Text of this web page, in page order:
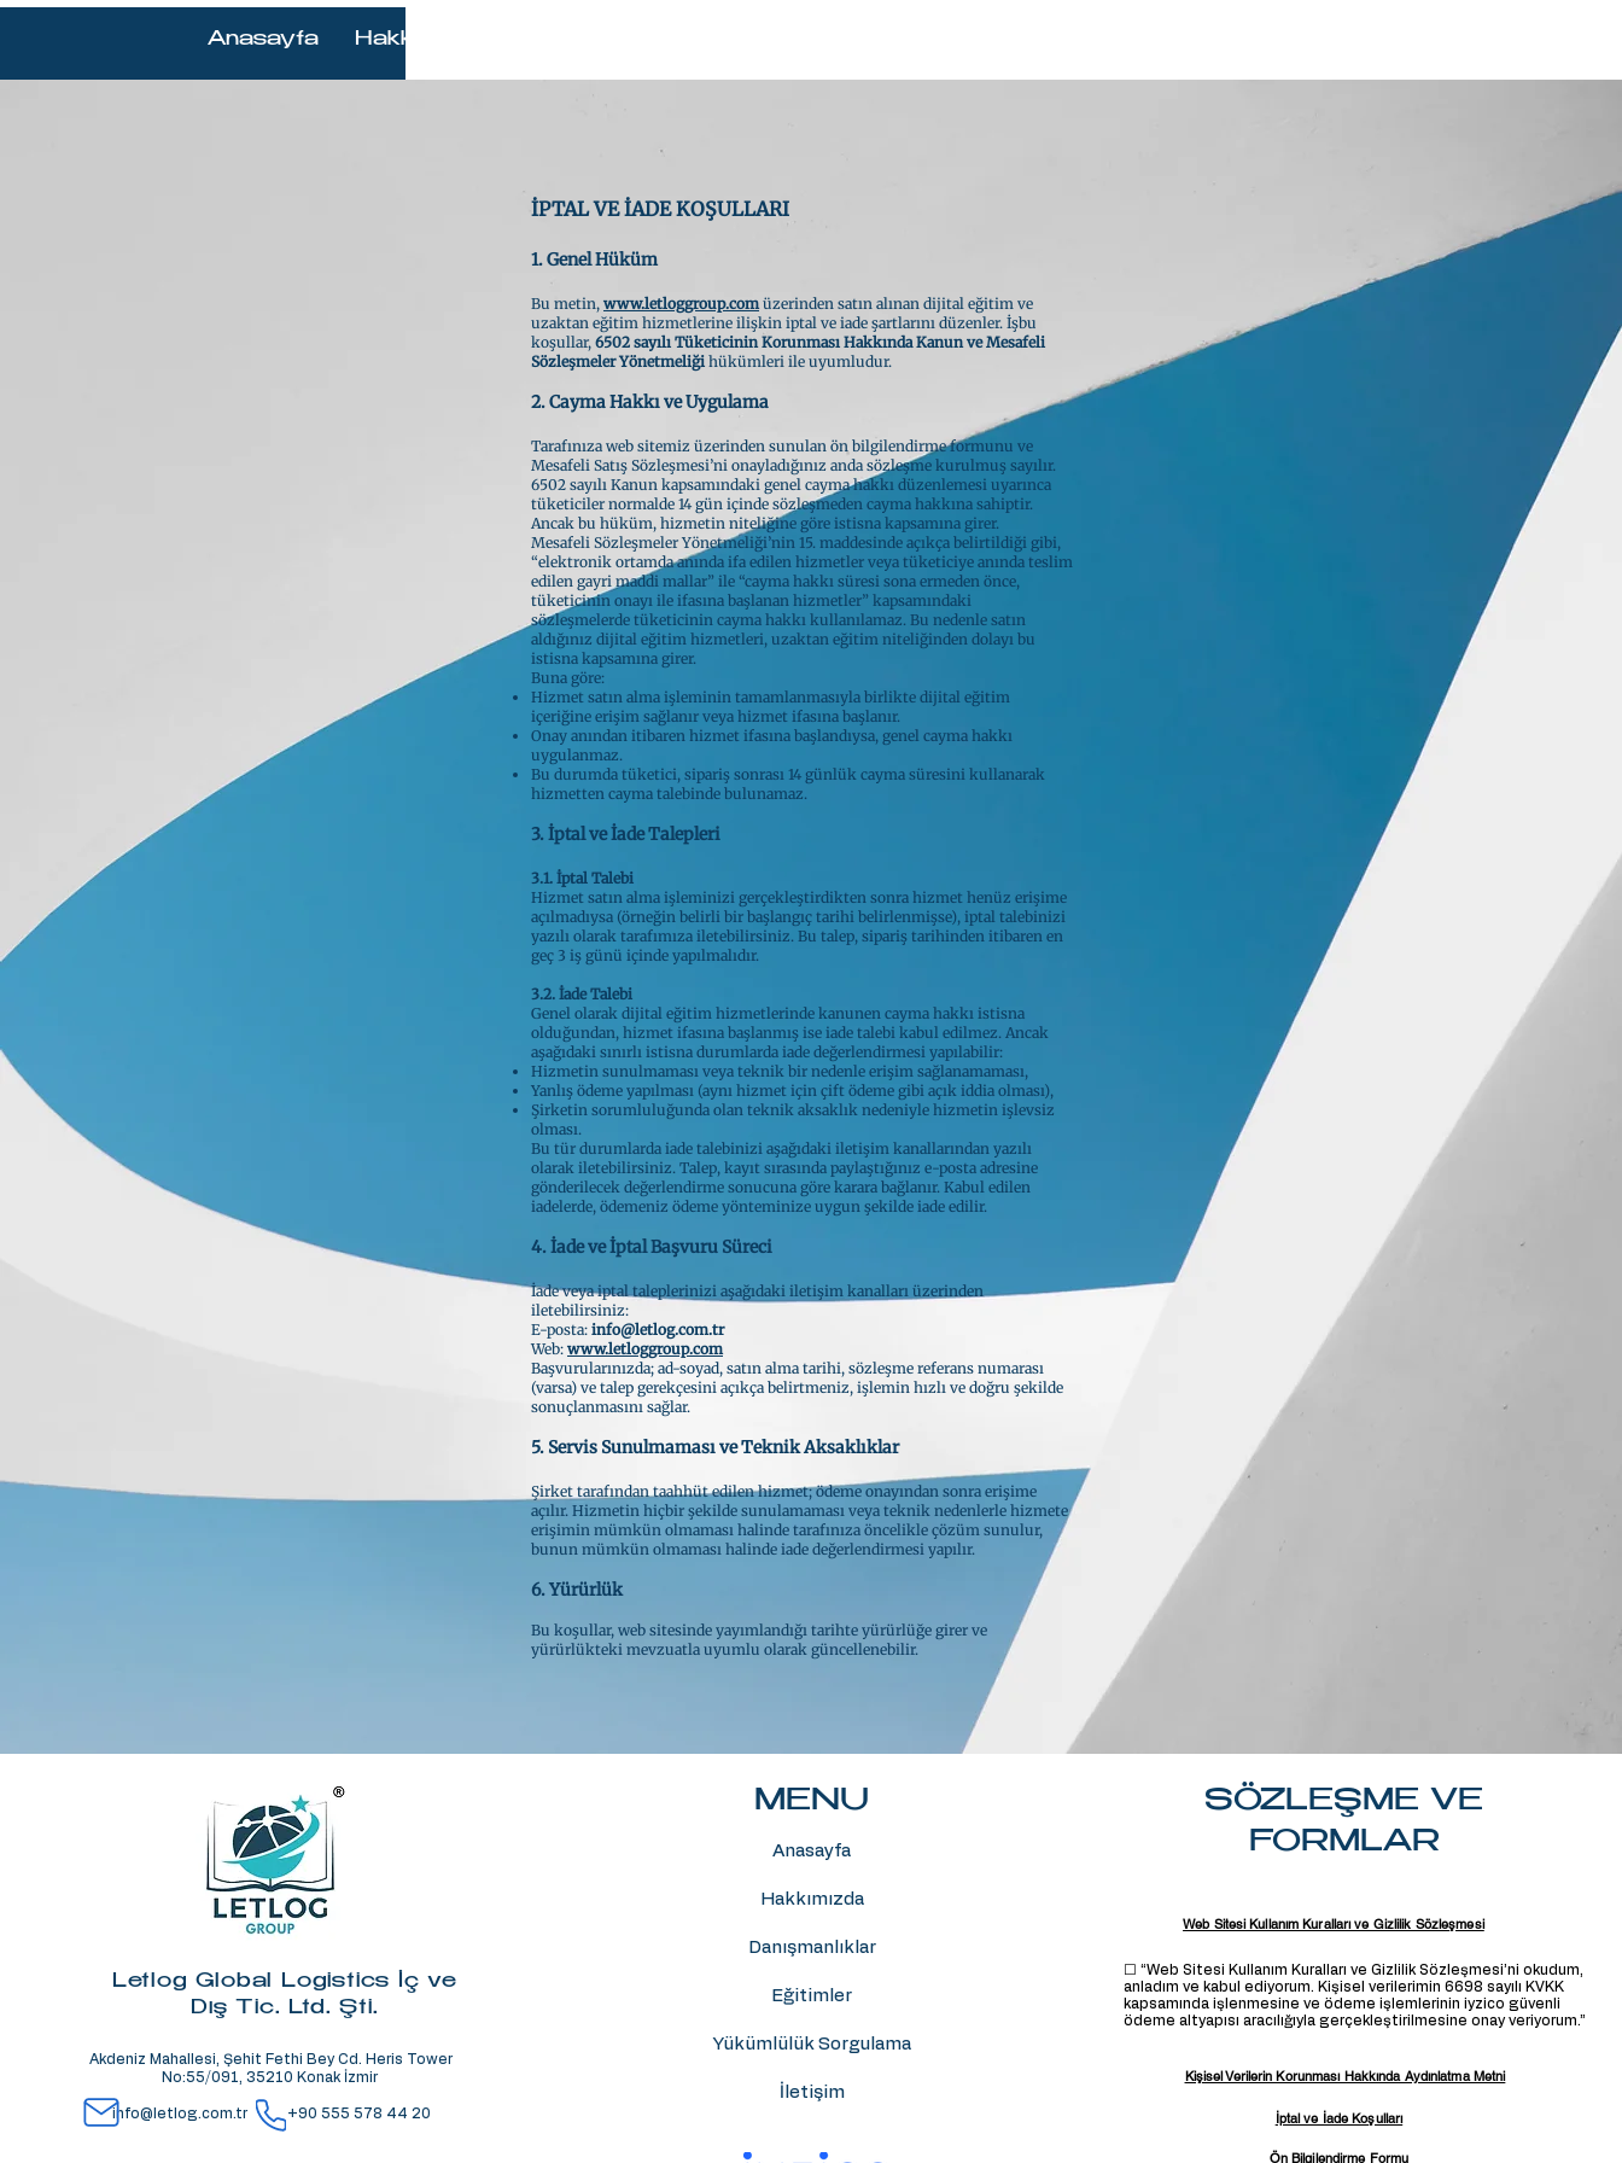
Anasayfa Hakkımızda
İPTAL VE İADE KOŞULLARI
1. Genel Hüküm
Bu metin, www.letloggroup.com üzerinden satın alınan dijital eğitim ve
uzaktan eğitim hizmetlerine ilişkin iptal ve iade şartlarını düzenler. İşbu
koşullar, 6502 sayılı Tüketicinin Korunması Hakkında Kanun ve Mesafeli
Sözleşmeler Yönetmeliği hükümleri ile uyumludur.
2. Cayma Hakkı ve Uygulama
Tarafınıza web sitemiz üzerinden sunulan ön bilgilendirme formunu ve
Mesafeli Satış Sözleşmesi’ni onayladığınız anda sözleşme kurulmuş sayılır.
6502 sayılı Kanun kapsamındaki genel cayma hakkı düzenlemesi uyarınca
tüketiciler normalde 14 gün içinde sözleşmeden cayma hakkına sahiptir.
Ancak bu hüküm, hizmetin niteliğine göre istisna kapsamına girer.
Mesafeli Sözleşmeler Yönetmeliği’nin 15. maddesinde açıkça belirtildiği gibi,
“elektronik ortamda anında ifa edilen hizmetler veya tüketiciye anında teslim
edilen gayri maddi mallar” ile “cayma hakkı süresi sona ermeden önce,
tüketicinin onayı ile ifasına başlanan hizmetler” kapsamındaki
sözleşmelerde tüketicinin cayma hakkı kullanılamaz. Bu nedenle satın
aldığınız dijital eğitim hizmetleri, uzaktan eğitim niteliğinden dolayı bu
istisna kapsamına girer.
Buna göre:
Hizmet satın alma işleminin tamamlanmasıyla birlikte dijital eğitim
içeriğine erişim sağlanır veya hizmet ifasına başlanır.
Onay anından itibaren hizmet ifasına başlandıysa, genel cayma hakkı
uygulanmaz.
Bu durumda tüketici, sipariş sonrası 14 günlük cayma süresini kullanarak
hizmetten cayma talebinde bulunamaz.
3. İptal ve İade Talepleri
3.1. İptal Talebi
Hizmet satın alma işleminizi gerçekleştirdikten sonra hizmet henüz erişime
açılmadıysa (örneğin belirli bir başlangıç tarihi belirlenmişse), iptal talebinizi
yazılı olarak tarafımıza iletebilirsiniz. Bu talep, sipariş tarihinden itibaren en
geç 3 iş günü içinde yapılmalıdır.
3.2. İade Talebi
Genel olarak dijital eğitim hizmetlerinde kanunen cayma hakkı istisna
olduğundan, hizmet ifasına başlanmış ise iade talebi kabul edilmez. Ancak
aşağıdaki sınırlı istisna durumlarda iade değerlendirmesi yapılabilir:
Hizmetin sunulmaması veya teknik bir nedenle erişim sağlanamaması,
Yanlış ödeme yapılması (aynı hizmet için çift ödeme gibi açık iddia olması),
Şirketin sorumluluğunda olan teknik aksaklık nedeniyle hizmetin işlevsiz
olması.
Bu tür durumlarda iade talebinizi aşağıdaki iletişim kanallarından yazılı
olarak iletebilirsiniz. Talep, kayıt sırasında paylaştığınız e-posta adresine
gönderilecek değerlendirme sonucuna göre karara bağlanır. Kabul edilen
iadelerde, ödemeniz ödeme yönteminize uygun şekilde iade edilir.
4. İade ve İptal Başvuru Süreci
İade veya iptal taleplerinizi aşağıdaki iletişim kanalları üzerinden
iletebilirsiniz:
E-posta: info@letlog.com.tr
Web: www.letloggroup.com
Başvurularınızda; ad-soyad, satın alma tarihi, sözleşme referans numarası
(varsa) ve talep gerekçesini açıkça belirtmeniz, işlemin hızlı ve doğru şekilde
sonuçlanmasını sağlar.
5. Servis Sunulmaması ve Teknik Aksaklıklar
Şirket tarafından taahhüt edilen hizmet; ödeme onayından sonra erişime
açılır. Hizmetin hiçbir şekilde sunulamaması veya teknik nedenlerle hizmete
erişimin mümkün olmaması halinde tarafınıza öncelikle çözüm sunulur,
bunun mümkün olmaması halinde iade değerlendirmesi yapılır.
6. Yürürlük
Bu koşullar, web sitesinde yayımlandığı tarihte yürürlüğe girer ve
yürürlükteki mevzuatla uyumlu olarak güncellenebilir.
Letlog Global Logistics İç ve
Dış Tic. Ltd. Şti.
Akdeniz Mahallesi, Şehit Fethi Bey Cd. Heris Tower
No:55/091, 35210 Konak İzmir
info@letlog.com.tr+90 555 578 44 20
MENU
Anasayfa
Hakkımızda
Danışmanlıklar
Eğitimler
Yükümlülük Sorgulama
İletişim
SÖZLEŞME VE
FORMLAR
Web Sitesi Kullanım Kuralları ve Gizlilik Sözleşmesi
☐ “Web Sitesi Kullanım Kuralları ve Gizlilik Sözleşmesi’ni okudum,
anladım ve kabul ediyorum. Kişisel verilerimin 6698 sayılı KVKK
kapsamında işlenmesine ve ödeme işlemlerinin iyzico güvenli
ödeme altyapısı aracılığıyla gerçekleştirilmesine onay veriyorum.”
Kişisel Verilerin Korunması Hakkında Aydınlatma Metni
İptal ve İade Koşulları
Ön Bilgilendirme Formu